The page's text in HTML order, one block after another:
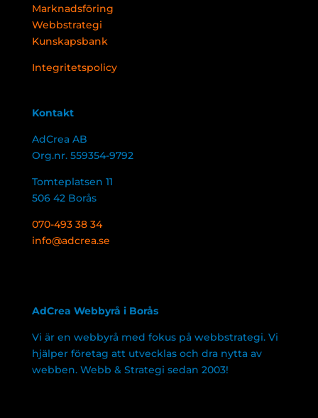
Marknadsföring
Webbstrategi
Kunskapsbank
Integritetspolicy
Kontakt
AdCrea AB
Org.nr. 559354-9792
Tomteplatsen 11
506 42 Borås
070-493 38 34
info@adcrea.se
AdCrea Webbyrå i Borås
Vi är en webbyrå med fokus på webbstrategi. Vi
hjälper företag att utvecklas och dra nytta av
webben. Webb & Strategi sedan 2003!